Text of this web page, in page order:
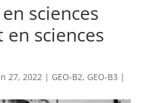
sciences
en sciences
27, 2022| GEO-B2, GEO-B3 |